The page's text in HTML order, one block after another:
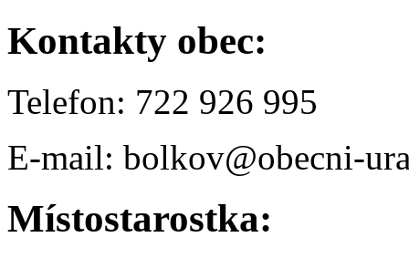
Kontakty obec:
Telefon: 722 926 995
E-mail: bolkov@obecni-
Místostarostka: